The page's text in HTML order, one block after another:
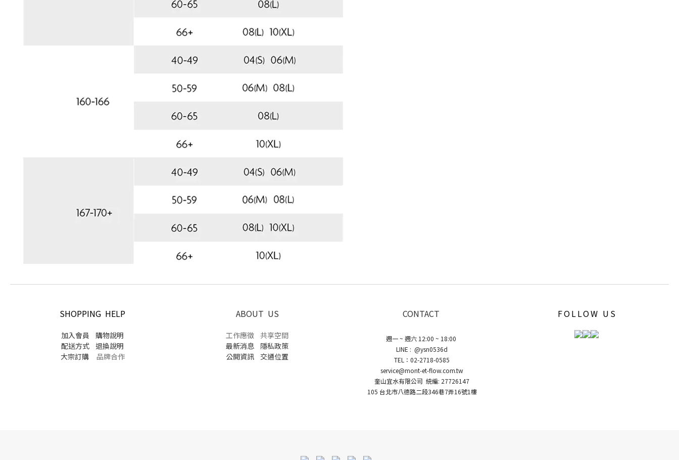
SHOPPING HELP
加入會員
購物說明
配送方式
退換說明
大宗訂購品牌合作
ABOUT US
工作應徵 共享空間
最新消息
隱私政策
公開資訊
交通位置
CONTACT
週一 ~ 週六 12:00 ~ 18:00
LINE : @ysn0536d
TEL：02-2718-0585
service@mont-et-flow.com.tw
奎山宜水有限公司 統編: 27726147
105 台北市八德路二段346巷7弄16號1樓
FOLLOW US